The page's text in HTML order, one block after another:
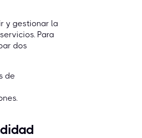
y gestionar la
Para
dos
de